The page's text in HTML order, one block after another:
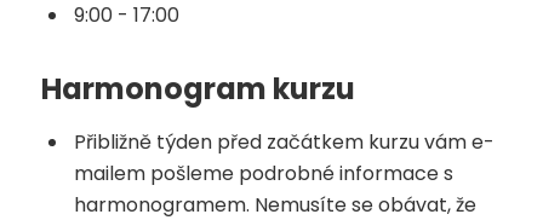
9:00 - 17:00
Harmonogram kurzu
Přibližně týden před začátkem kurzu vám e-
mailem pošleme podrobné informace s
harmonogramem. Nemusíte se obávat, že